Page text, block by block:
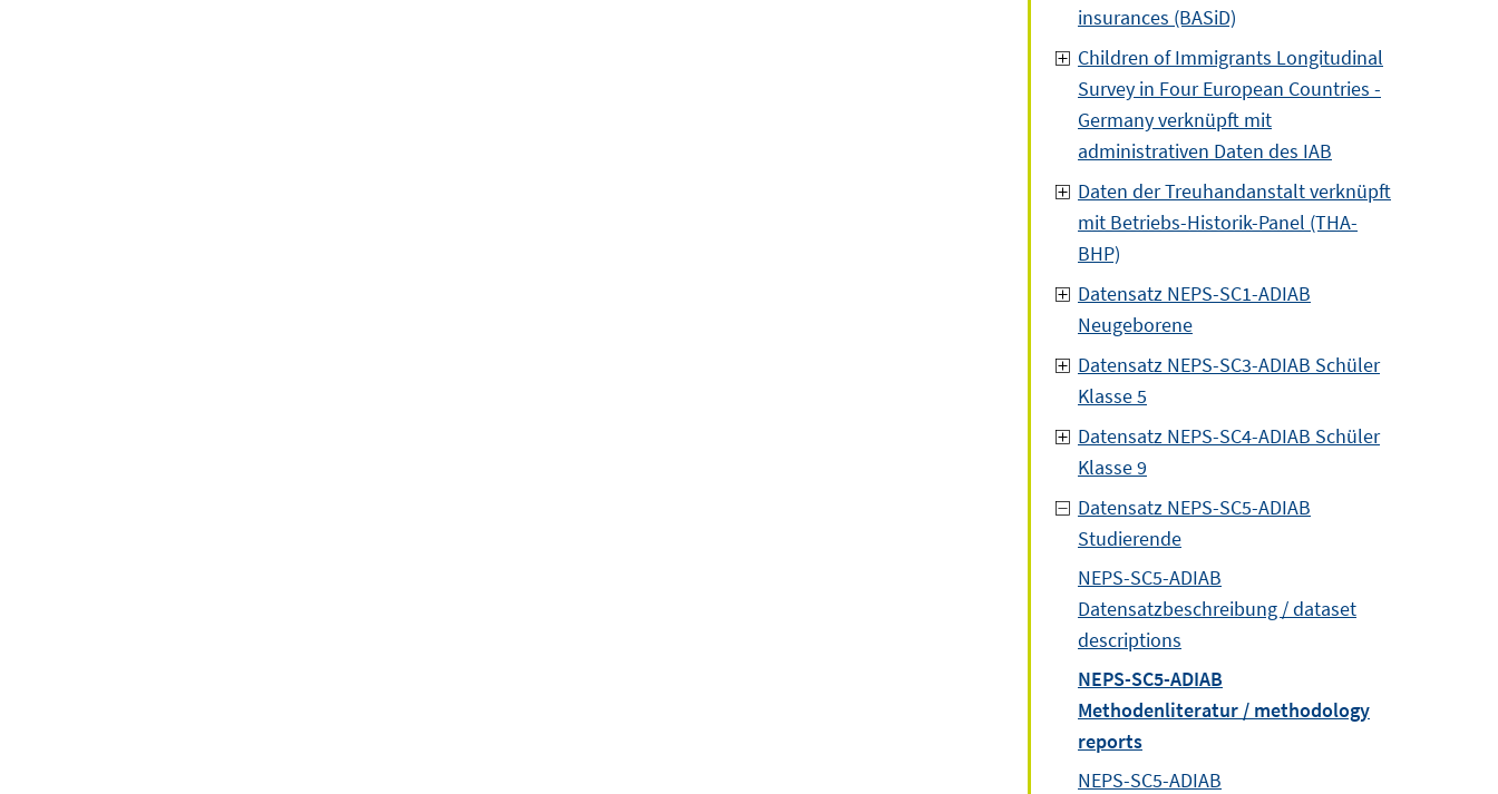
insurances (BASiD)
Children of Immigrants Longitudinal
Survey in Four European Countries -
Germany verknüpft mit
administrativen Daten des IAB
Daten der Treuhandanstalt verknüpft
mit Betriebs-Historik-Panel (THA-
BHP)
Datensatz NEPS-SC1-ADIAB
Neugeborene
Datensatz NEPS-SC3-ADIAB Schüler
Klasse 5
Datensatz NEPS-SC4-ADIAB Schüler
Klasse 9
Datensatz NEPS-SC5-ADIAB
Studierende
NEPS-SC5-ADIAB
Datensatzbeschreibung / dataset
descriptions
NEPS-SC5-ADIAB
Methodenliteratur / methodology
reports
NEPS-SC5-ADIAB